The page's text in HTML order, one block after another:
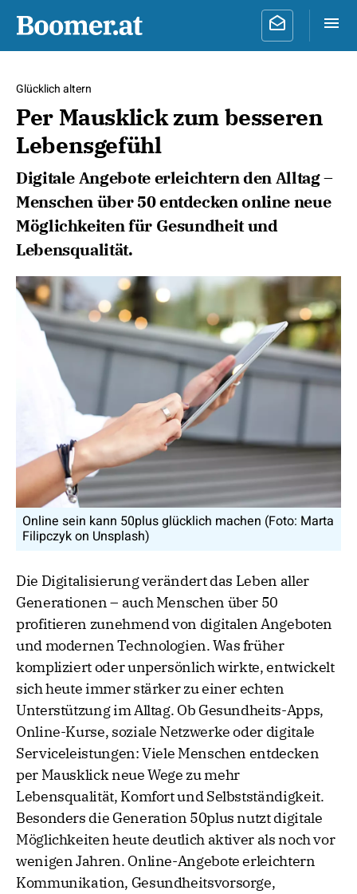
Glücklich altern
Per Mausklick zum besseren
Lebensgefühl
Digitale Angebote erleichtern den Alltag –
Menschen über 50 entdecken online neue
Möglichkeiten für Gesundheit und
Lebensqualität.
Online sein kann 50plus glücklich machen (Foto: Marta
Filipczyk on Unsplash)
Die Digitalisierung verändert das Leben aller
Generationen – auch Menschen über 50
profitieren zunehmend von digitalen Angeboten
und modernen Technologien. Was früher
kompliziert oder unpersönlich wirkte, entwickelt
sich heute immer stärker zu einer echten
Unterstützung im Alltag. Ob Gesundheits-Apps,
Online-Kurse, soziale Netzwerke oder digitale
Serviceleistungen: Viele Menschen entdecken
per Mausklick neue Wege zu mehr
Lebensqualität, Komfort und Selbstständigkeit.
Besonders die Generation 50plus nutzt digitale
Möglichkeiten heute deutlich aktiver als noch vor
wenigen Jahren. Online-Angebote erleichtern
Kommunikation, Gesundheitsvorsorge,